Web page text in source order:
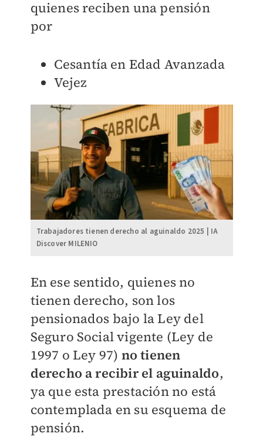
quienes reciben una pensión
por
Cesantía en Edad Avanzada
Vejez
Trabajadores tienen derecho al aguinaldo 2025 | IA
Discover MILENIO
En ese sentido, quienes no
tienen derecho, son los
pensionados bajo la Ley del
Seguro Social vigente (Ley de
1997 o Ley 97) no tienen
derecho a recibir el aguinaldo,
ya que esta prestación no está
contemplada en su esquema de
pensión.